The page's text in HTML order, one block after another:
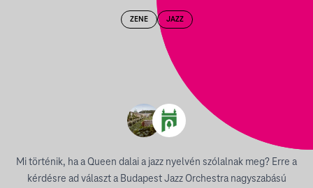
ZENE JAZZ
Mi történik, ha a Queen dalai a jazz nyelvén szólalnak meg? Erre a
kérdésre ad választ a Budapest Jazz Orchestra nagyszabású